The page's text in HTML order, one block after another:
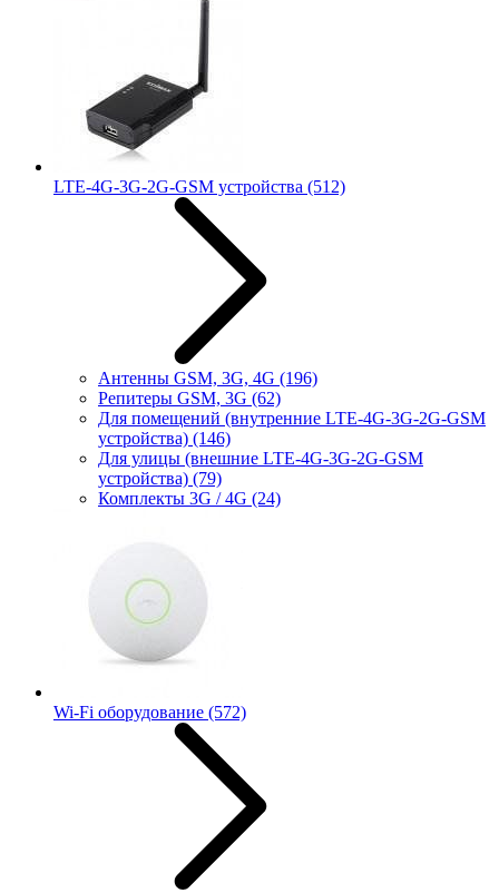
LTE-4G-3G-2G-GSM устройства (512)
Антенны GSM, 3G, 4G (196)
Репитеры GSM, 3G (62)
Для помещений (внутренние LTE-4G-3G-2G-GSM
устройства) (146)
Для улицы (внешние LTE-4G-3G-2G-GSM
устройства) (79)
Комплекты 3G / 4G (24)
Wi-Fi оборудование (572)